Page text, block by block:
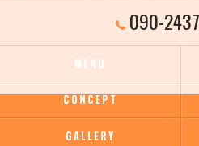
090-
MENU
CONCEPT
GALLERY